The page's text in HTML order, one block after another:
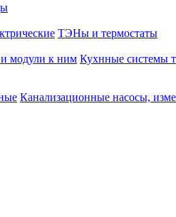
ТЭНы и термостаты
модули к ним Кухнные системы
Канализационные насосы,